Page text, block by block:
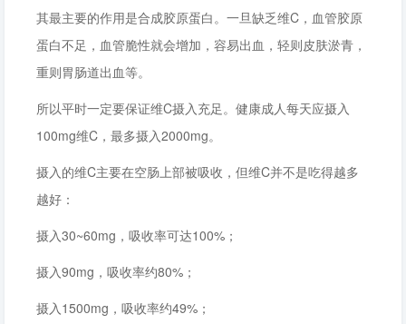
其最主要的作用是合成胶原蛋白。一旦缺乏维C，血管胶原
蛋白不足，血管脆性就会增加，容易出血，轻则皮肤淤青，
重则胃肠道出血等。
所以平时一定要保证维C摄入充足。健康成人每天应摄入
100mg维C，最多摄入2000mg。
摄入的维C主要在空肠上部被吸收，但维C并不是吃得越多
越好：
摄入30~60mg，吸收率可达100%；
摄入90mg，吸收率约80%；
摄入1500mg，吸收率约49%；